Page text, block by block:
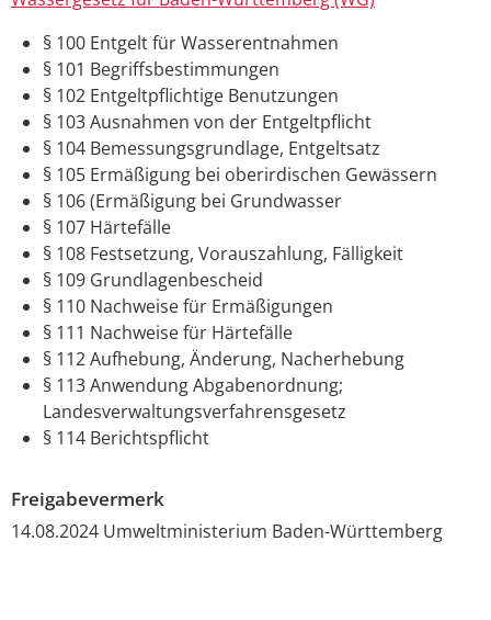
§ 100 Entgelt für Wasserentnahmen
§ 101 Begriffsbestimmungen
§ 102 Entgeltpflichtige Benutzungen
§ 103 Ausnahmen von der Entgeltpflicht
§ 104 Bemessungsgrundlage, Entgeltsatz
§ 105 Ermäßigung bei oberirdischen Gewässern
§ 106 (Ermäßigung bei Grundwasser
§ 107 Härtefälle
§ 108 Festsetzung, Vorauszahlung, Fälligkeit
§ 109 Grundlagenbescheid
§ 110 Nachweise für Ermäßigungen
§ 111 Nachweise für Härtefälle
§ 112 Aufhebung, Änderung, Nacherhebung
§ 113 Anwendung Abgabenordnung;
Landesverwaltungsverfahrensgesetz
§ 114 Berichtspflicht
Freigabevermerk
14.08.2024 Umweltministerium Baden-Württemberg